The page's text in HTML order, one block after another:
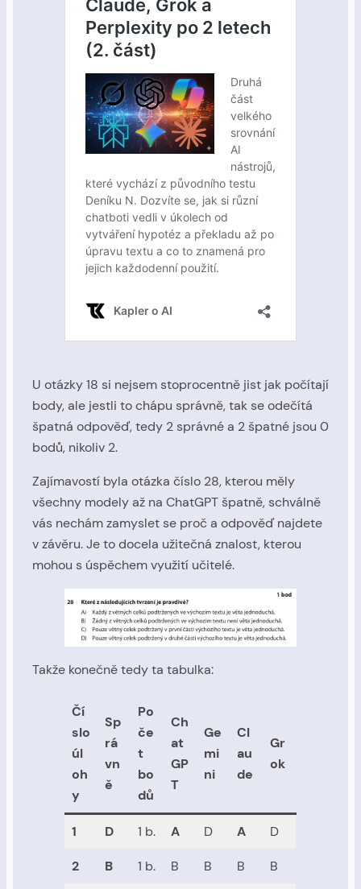
U otázky 18 si nejsem stoprocentně jist jak počítají
body, ale jestli to chápu správně, tak se odečítá
špatná odpověď, tedy 2 správné a 2 špatné jsou 0
bodů, nikoliv 2.
Zajímavostí byla otázka číslo 28, kterou měly
všechny modely až na ChatGPT špatně, schválně
vás nechám zamyslet se proč a odpověď najdete
v závěru. Je to docela užitečná znalost, kterou
mohou s úspěchem využití učitelé.
Takže konečně tedy ta tabulka:
Čí
slo
úl
oh
y
Sp
rá
vn
ě
Po
če
t
bo
dů
Ch
at
GP
T
Ge
mi
ni
Cl
au
de
Gr
ok
1 D 1 b. A D A D
2 B 1 b. B B B B